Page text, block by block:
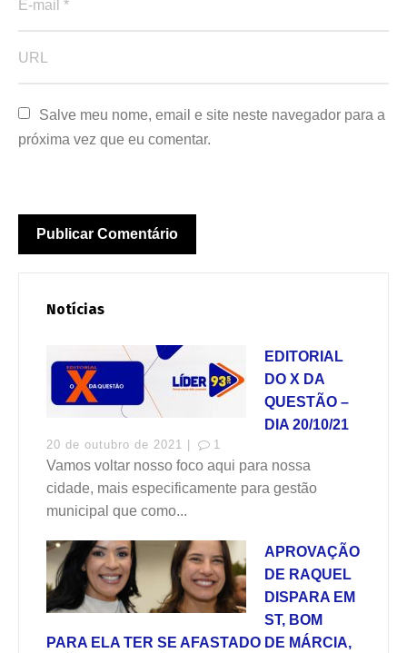
Salve meu nome, email e site neste navegador para a
próxima vez que eu comentar.
Notícias
EDITORIAL
DO X DA
QUESTÃO –
DIA 20/10/21
20 de outubro de 2021 | 1
Vamos voltar nosso foco aqui para nossa
cidade, mais especificamente para gestão
municipal que como...
APROVAÇÃO
DE RAQUEL
DISPARA EM
ST, BOM
PARA ELA TER SE AFASTADO DE MÁRCIA,